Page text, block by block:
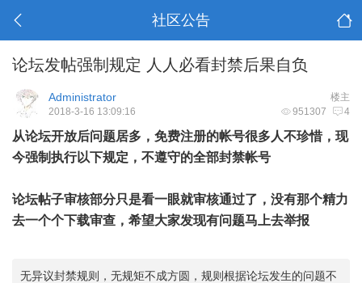
社区公告
论坛发帖强制规定 人人必看封禁后果自负
楼主
Administrator
951307 4
2018-3-16 13:09:16
从论坛开放后问题居多，免费注册的帐号很多人不珍惜，现
今强制执行以下规定，不遵守的全部封禁帐号
论坛帖子审核部分只是看一眼就审核通过了，没有那个精力
去一个个下载审查，希望大家发现有问题马上去举报
无异议封禁规则，无规矩不成方圆，规则根据论坛发生的问题不